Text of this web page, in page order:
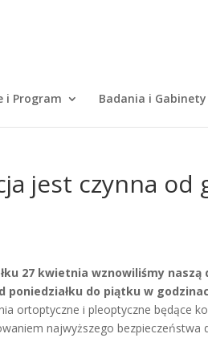
i Program Badania i Gabinety
jest czynna od
27 kwietnia wznowiliśmy naszą
poniedziałku do piątku w
ortoptyczne i pleoptyczne będące
najwyższego